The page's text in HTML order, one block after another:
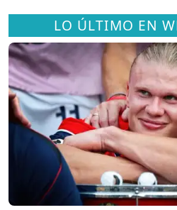
LO ÚLTIMO EN